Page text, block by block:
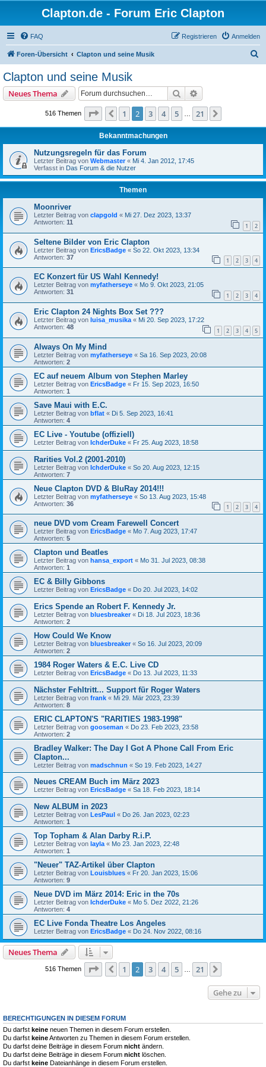
Clapton.de - Forum Eric Clapton
FAQ Anmelden
Registrieren
Foren-Übersicht Clapton und seine Musik
Clapton und seine Musik
Neues Thema Suche
516 Themen Seite von
Vorherige
1 2 3 4 5 21
Bekanntmachungen
Nutzungsregeln für das Forum
Letzter Beitrag von Webmaster« Mi 4. Jan 2012, 17:45
Verfasst in Das Forum & die Nutzer
Themen
Moonriver
Letzter Beitrag von clapgold « Mi 27. Dez 2023, 13:37
Antworten: 11 1 2
Seltene Bilder von Eric Clapton
Letzter Beitrag von EricsBadge « So 22. Okt 2023, 13:34
Antworten: 37 1 2 3 4
EC Konzert für US Wahl Kennedy!
Letzter Beitrag von myfatherseye « Mo 9. Okt 2023, 21:05
Antworten: 31 1 2 3 4
Eric Clapton 24 Nights Box Set ???
Letzter Beitrag von luisa_musika « Mi 20. Sep 2023, 17:22
Antworten: 48 1 2 3 4 5
Always On My Mind
Letzter Beitrag von myfatherseye « Sa 16. Sep 2023, 20:08
Antworten: 2
EC auf neuem Album von Stephen Marley
Letzter Beitrag von EricsBadge « Fr 15. Sep 2023, 16:50
Antworten: 1
Save Maui with E.C.
Letzter Beitrag von bflat « Di 5. Sep 2023, 16:41
Antworten: 4
EC Live - Youtube (offiziell)
Letzter Beitrag von IchderDuke « Fr 25. Aug 2023, 18:58
Rarities Vol.2 (2001-2010)
Letzter Beitrag von IchderDuke « So 20. Aug 2023, 12:15
Antworten: 7
Neue Clapton DVD & BluRay 2014!!!
Letzter Beitrag von myfatherseye « So 13. Aug 2023, 15:48
Antworten: 36 1 2 3 4
neue DVD vom Cream Farewell Concert
Letzter Beitrag von EricsBadge « Mo 7. Aug 2023, 17:47
Antworten: 5
Clapton und Beatles
Letzter Beitrag von hansa_export « Mo 31. Jul 2023, 08:38
Antworten: 1
EC & Billy Gibbons
Letzter Beitrag von EricsBadge « Do 20. Jul 2023, 14:02
Erics Spende an Robert F. Kennedy Jr.
Letzter Beitrag von bluesbreaker« Di 18. Jul 2023, 18:36
Antworten: 2
How Could We Know
Letzter Beitrag von bluesbreaker « So 16. Jul 2023, 20:09
Antworten: 2
1984 Roger Waters & E.C. Live CD
Letzter Beitrag von EricsBadge « Do 13. Jul 2023, 11:33
Nächster Fehltritt... Support für Roger Waters
Letzter Beitrag von frank « Mi 29. Mär 2023, 23:39
Antworten: 8
ERIC CLAPTON'S "RARITIES 1983-1998"
Letzter Beitrag von gooseman « Do 23. Feb 2023, 23:58
Antworten: 2
Bradley Walker: The Day I Got A Phone Call From Eric
Clapton...
Letzter Beitrag von madschnun « So 19. Feb 2023, 14:27
Neues CREAM Buch im März 2023
Letzter Beitrag von EricsBadge « Sa 18. Feb 2023, 18:14
New ALBUM in 2023
Letzter Beitrag von LesPaul « Do 26. Jan 2023, 02:23
Antworten: 1
Top Topham & Alan Darby R.i.P.
Letzter Beitrag von layla « Mo 23. Jan 2023, 22:48
Antworten: 1
"Neuer" TAZ-Artikel über Clapton
Letzter Beitrag von Louisblues « Fr 20. Jan 2023, 15:06
Antworten: 9
Neue DVD im März 2014: Eric in the 70s
Letzter Beitrag von IchderDuke « Mo 5. Dez 2022, 21:26
Antworten: 4
EC Live Fonda Theatre Los Angeles
Letzter Beitrag von EricsBadge « Do 24. Nov 2022, 08:16
Neues Thema
516 Themen Seite von
Vorherige
1 2 3 4 5 21
Gehe zu
BERECHTIGUNGEN IN DIESEM FORUM
Du darfst keine neuen Themen in diesem Forum erstellen.
Du darfst keineAntworten zu Themen in diesem Forum erstellen.
Du darfst deine Beiträge in diesem Forum nicht ändern.
Du darfst deine Beiträge in diesem Forum nicht löschen.
Du darfst keine Dateianhänge in diesem Forum erstellen.